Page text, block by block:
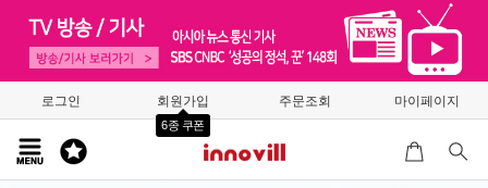
로그인 회원가입
6종 쿠폰
주문조회 마이페이지